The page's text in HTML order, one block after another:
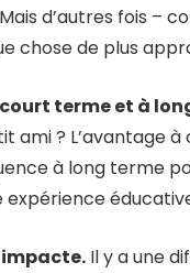
d’autres fois –
chose de plus
terme et à
ami ? L’avantage
à long terme
expérience
Il y a une